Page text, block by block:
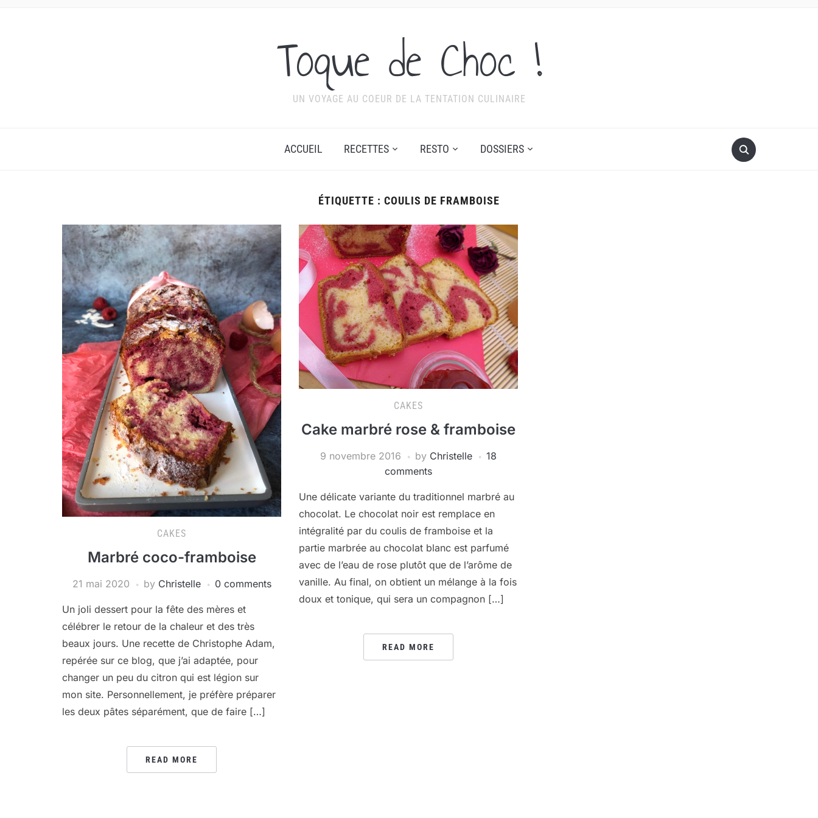
Toque de Choc !
UN VOYAGE AU COEUR DE LA TENTATION CULINAIRE
ACCUEIL RECETTES RESTO DOSSIERS
ÉTIQUETTE : COULIS DE FRAMBOISE
CAKES
Marbré coco-framboise
21 mai 2020 by Christelle 0 comments
Un joli dessert pour la fête des mères et
célébrer le retour de la chaleur et des très
beaux jours. Une recette de Christophe Adam,
repérée sur ce blog, que j’ai adaptée, pour
changer un peu du citron qui est légion sur
mon site. Personnellement, je préfère préparer
les deux pâtes séparément, que de faire […]
READ MORE
CAKES
Cake marbré rose & framboise
9 novembre 2016 by Christelle
18
comments
Une délicate variante du traditionnel marbré au
chocolat. Le chocolat noir est remplace en
intégralité par du coulis de framboise et la
partie marbrée au chocolat blanc est parfumé
avec de l’eau de rose plutôt que de l’arôme de
vanille. Au final, on obtient un mélange à la fois
doux et tonique, qui sera un compagnon […]
READ MORE